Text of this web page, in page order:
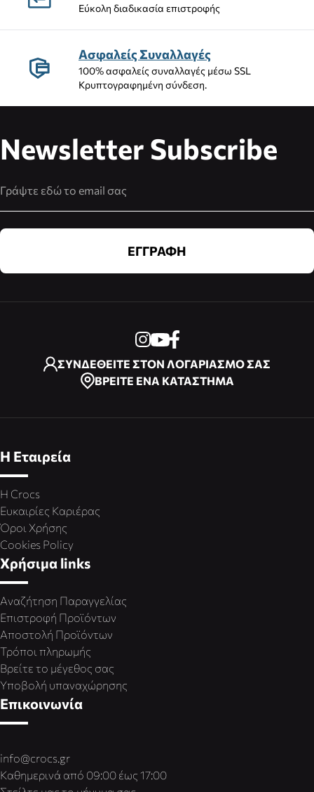
Εύκολη διαδικασία επιστροφής
Ασφαλείς Συναλλαγές
100% ασφαλείς συναλλαγές μέσω SSL
Κρυπτογραφημένη σύνδεση.
Newsletter Subscribe
ΕΓΓΡΑΦΗ
ΣΥΝΔΕΘΕΙΤΕ ΣΤΟΝ ΛΟΓΑΡΙΑΣΜΟ ΣΑΣ
ΒΡΕΙΤΕ ΕΝΑ ΚΑΤΑΣΤΗΜΑ
Η Εταιρεία
Η Crocs
Ευκαιρίες Καριέρας
Όροι Χρήσης
Cookies Policy
Χρήσιμα links
Αναζήτηση Παραγγελίας
Επιστροφή Προϊόντων
Αποστολή Προϊόντων
Τρόποι πληρωμής
Βρείτε το μέγεθος σας
Υποβολή υπαναχώρησης
Επικοινωνία
info@crocs.gr
Καθημερινά από 09:00 έως 17:00